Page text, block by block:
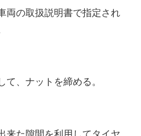
両の取扱説明書で指定され
て、ナットを締める。
来た隙間を利用してタイヤ